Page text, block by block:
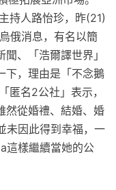
持人路怡珍，昨(21)
俄消息，有名以簡
、「浩爾譯世界」
下，理由是「不念鵝
匿名2公社」表示，
然從婚禮、結婚、婚
未因此得到幸福，一
這樣繼續當她的公